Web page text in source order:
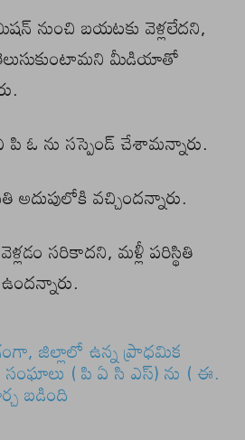
నుంచి బయటకు వెళ్లలేదని,
మీడియాతో
ఓ ను సస్పెండ్ చేశామన్నారు.
అదుపులోకి వచ్చిందన్నారు.
సరికాదని, మళ్లీ పరిస్థితి
జిల్లాలో ఉన్న ప్రాధమిక
( పి ఏ సి ఎస్) ను ( ఈ.
బడింది